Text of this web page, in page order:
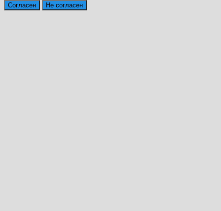
Согласен Не согласен